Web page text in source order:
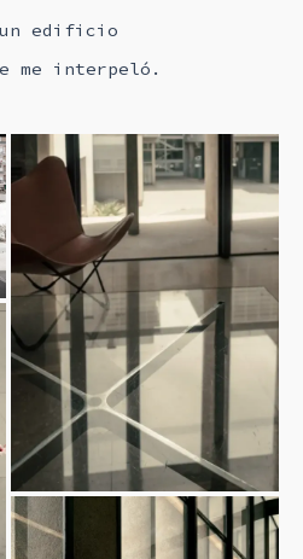
edificio
me interpeló.